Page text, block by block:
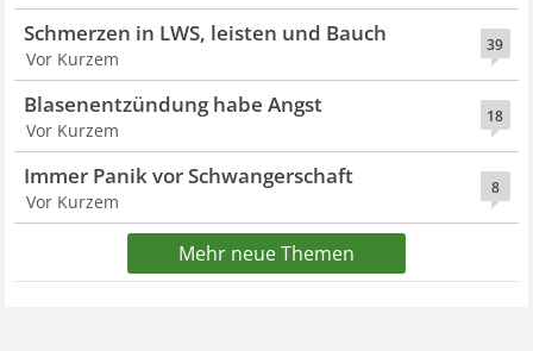
39
Schmerzen in LWS, leisten und Bauch
Vor Kurzem
18
Blasenentzündung habe Angst
Vor Kurzem
8
Immer Panik vor Schwangerschaft
Vor Kurzem
Mehr neue Themen